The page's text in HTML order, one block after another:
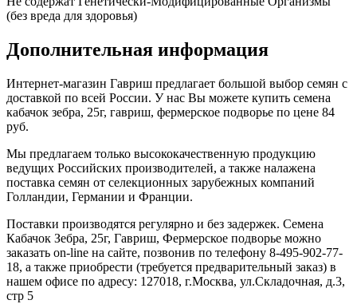
(без вреда для здоровья)
Дополнительная информация
Интернет-магазин Гавриш предлагает большой выбор семян с
доставкой по всей России. У нас Вы можете купить семена
кабачок зебра, 25г, гавриш, фермерское подворье по цене 84
руб.
Мы предлагаем только высококачественную продукцию
ведущих Российских производителей, а также налажена
поставка семян от селекционных зарубежных компаний
Голландии, Германии и Франции.
Поставки производятся регулярно и без задержек. Семена
Кабачок Зебра, 25г, Гавриш, Фермерское подворье можно
заказать on-line на сайте, позвонив по телефону 8-495-902-77-
18, а также приобрести (требуется предварительный заказ) в
нашем офисе по адресу: 127018, г.Москва, ул.Складочная, д.3,
стр 5